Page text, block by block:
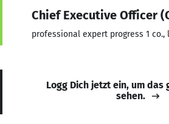
Chief Executive Officer
professional expert progress 1 co.,
Logg Dich jetzt ein, um das
sehen.